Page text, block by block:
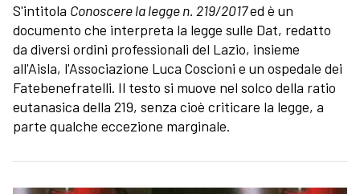
S'intitola Conoscere la legge n. 219/2017ed è un
documento che interpreta la legge sulle Dat, redatto
da diversi ordini professionali del Lazio, insieme
all'Aisla, l'Associazione Luca Coscioni e un ospedale dei
Fatebenefratelli. Il testo si muove nel solco della ratio
eutanasica della 219, senza cioè criticare la legge, a
parte qualche eccezione marginale.